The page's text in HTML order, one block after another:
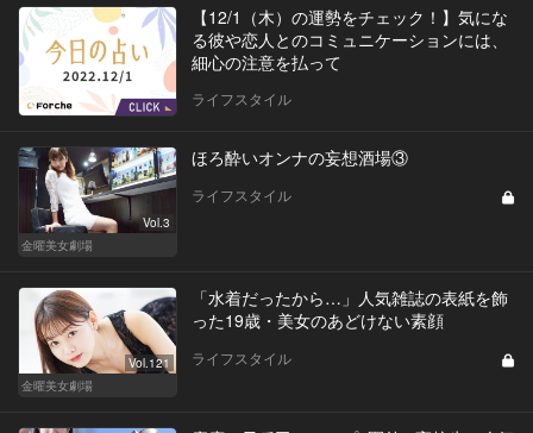
【12/1（木）の運勢をチェック！】気にな
る彼や恋人とのコミュニケーションには、
細心の注意を払って
ライフスタイル
Vol.3
金曜美女劇場
ほろ酔いオンナの妄想酒場③
ライフスタイル
Vol.121
金曜美女劇場
「水着だったから…」人気雑誌の表紙を飾
った19歳・美女のあどけない素顔
ライフスタイル